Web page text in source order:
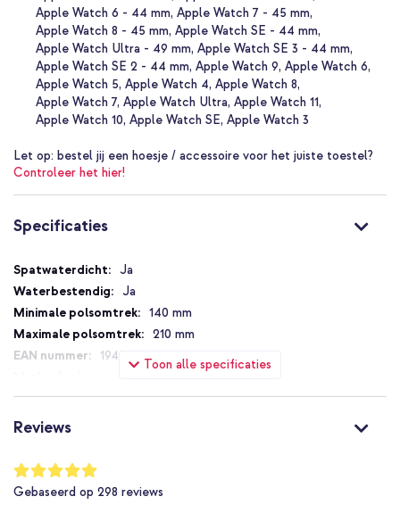
Apple Watch 6 - 44 mm Apple Watch 7 - 45 mm
Apple Watch 8 - 45 mm Apple Watch SE - 44 mm
Apple Watch Ultra - 49 mm Apple Watch SE 3 - 44 mm
Apple Watch SE 2 - 44 mm Apple Watch 9 Apple Watch 6
Apple Watch 5 Apple Watch 4 Apple Watch 8
Apple Watch 7 Apple Watch Ultra Apple Watch 11
Apple Watch 10 Apple Watch SE Apple Watch 3
Let op: bestel jij een hoesje / accessoire voor het juiste toestel?
Controleer het hier!
Specificaties
Toon alle specificaties
Specificaties
Ja
Ja
140 mm
210 mm
194253743606
MR2R3ZM/A
Apple
Reviews
Waardering:
99
%
of
Gebaseerd op 298 reviews